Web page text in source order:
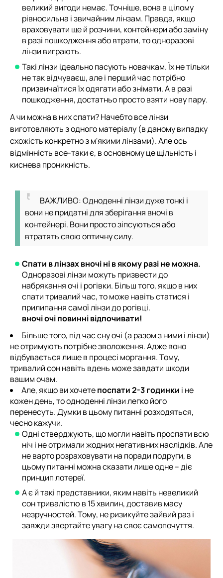
великий вигоди немає. Точніше, вона в цілому
рівносильна і звичайним лінзам. Правда, якщо
враховувати ще й розчини, контейнери або заміну
в разі пошкодження або втрати, то одноразові
лінзи виграють.
Такі лінзи ідеально пасують новачкам. Їх не тільки
не так відчуваєш, але і перший час потрібно
призвичаїтися їх одягати або знімати. А в разі
пошкодження, достатньо просто взяти нову пару.
А чи можна в них спати? Начебто все лінзи
виготовляють з одного матеріалу (в даному випадку
схожість конкретно з м'якими лінзами). Але ось
відмінність все-таки є, в основному це щільність і
киснева проникність.
ВАЖЛИВО: Одноденні лінзи дуже тонкі і
вони не придатні для зберігання вночі в
контейнері. Вони просто зіпсуються або
втратять свою оптичну силу.
Спати в лінзах вночі ні в якому разі не можна.
Одноразові лінзи можуть призвести до
набрякання очі і рогівки. Більш того, якщо в них
спати тривалий час, то може навіть статися і
прилипання самої лінзи до рогівці.
вночі очі повинні відпочивати!
Більше того, під час сну очі (а разом з ними і лінзи)
не отримують потрібне зволоження. Адже воно
відбувається лише в процесі моргання. Тому,
тривалий сон навіть вдень може завдати шкоди
вашим очам.
Але, якщо ви хочетепоспати 2-3 годинки і не
кожен день, то одноденні лінзи легко його
перенесуть. Думки в цьому питанні розходяться,
чесно кажучи.
Одні стверджують, що могли навіть проспати всю
ніч і не отримали жодних негативних наслідків. Але
не варто розраховувати на поради подруги, в
цьому питанні можна сказати лише одне – діє
принцип лотереї.
А є й такі представники, яким навіть невеликий
сон тривалістю в 15 хвилин, доставив масу
незручностей. Тому, не ризикуйте зайвий раз і
завжди звертайте увагу на своє самопочуття.